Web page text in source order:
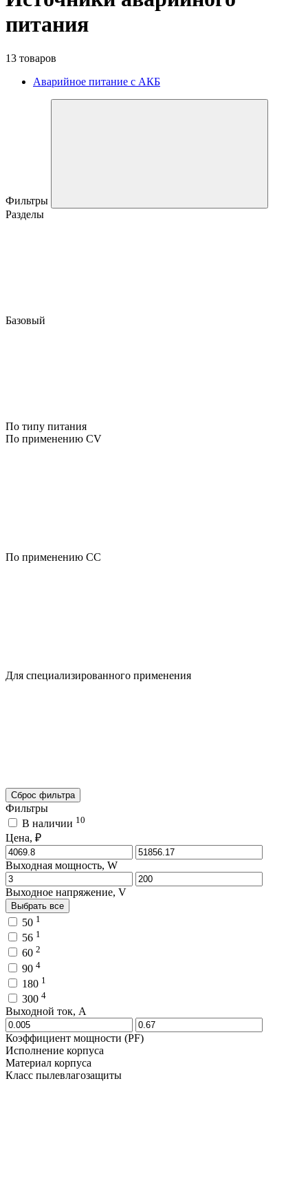
питания
13 товаров
Аварийное питание с АКБ
Фильтры
Разделы
Базовый
По типу питания
По применению CV
По применению CC
Для специализированного применения
Сброс фильтра
Фильтры
В наличии 10
Цена, ₽
Выходная мощность, W
Выходное напряжение, V
Выбрать все
50 1
56 1
60 2
90 4
180 1
300 4
Выходной ток, A
Коэффициент мощности (PF)
Исполнение корпуса
Материал корпуса
Класс пылевлагозащиты